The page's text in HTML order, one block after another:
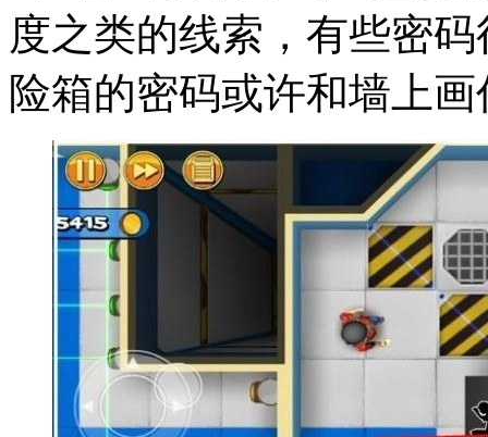
度之类的线索，有些密
险箱的密码或许和墙上